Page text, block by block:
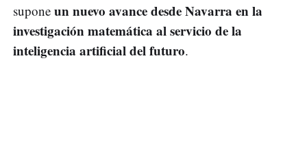
supone un nuevo avance desde Navarra en la
investigación matemática al servicio de la
inteligencia artificial del futuro.